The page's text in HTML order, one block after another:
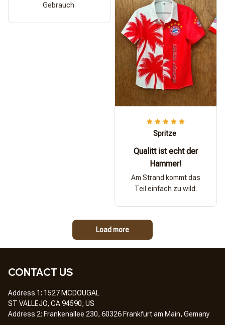
Gebrauch.
Spritze
Qualitt ist echt der
Hammer!
Am Strand kommt das
Teil einfach zu wild.
Load more
CONTACT US
Address 1: 1527 MCDOUGAL
ST VALLEJO, CA 94590, US
Address 2: Frankenallee 230, 60326 Frankfurt am Main, Gemany